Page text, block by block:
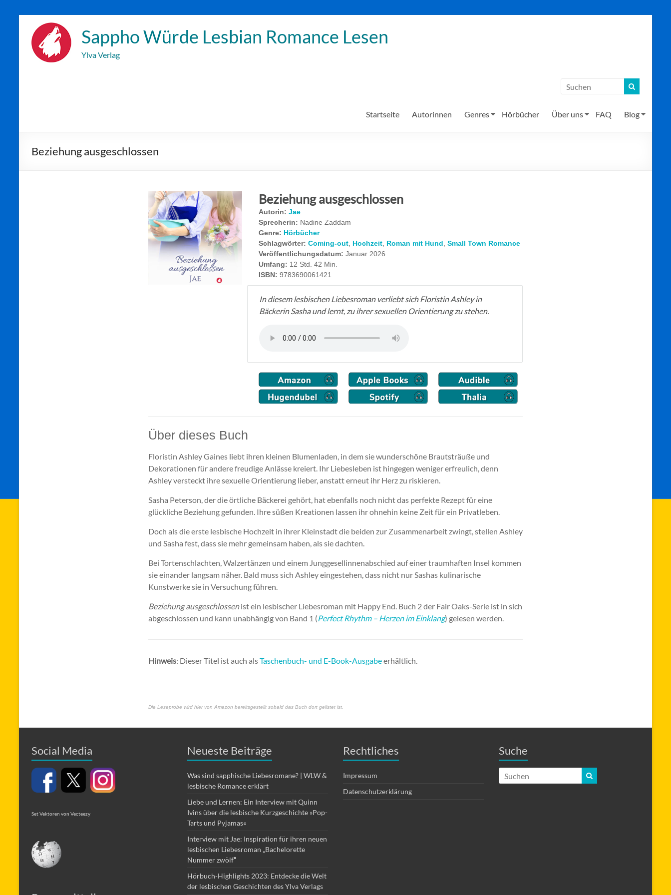
Inhalt
wechseln
Sappho Würde Lesbian Romance Lesen
Ylva Verlag
Startseite Autorinnen Genres Hörbücher Über uns FAQ Blog
Beziehung ausgeschlossen
Beziehung ausgeschlossen
Autorin: Jae
Sprecherin: Nadine Zaddam
Genre: Hörbücher
Schlagwörter: Coming-out, Hochzeit, Roman mit Hund Small Town Romance
Veröffentlichungsdatum: Januar 2026
Umfang: 12 Std. 42 Min.
ISBN: 9783690061421
In diesem lesbischen Liebesroman verliebt sich Floristin Ashley in
Bäckerin Sasha und lernt, zu ihrer sexuellen Orientierung zu stehen.
Über dieses Buch
Floristin Ashley Gaines liebt ihren kleinen Blumenladen, in dem sie wunderschöne Brautsträuße und
Dekorationen für andere freudige Anlässe kreiert. Ihr Liebesleben ist hingegen weniger erfreulich, denn
Ashley versteckt ihre sexuelle Orientierung lieber, anstatt erneut ihr Herz zu riskieren.
Sasha Peterson, der die örtliche Bäckerei gehört, hat ebenfalls noch nicht das perfekte Rezept für eine
glückliche Beziehung gefunden. Ihre süßen Kreationen lassen ihr ohnehin keine Zeit für ein Privatleben.
Doch als die erste lesbische Hochzeit in ihrer Kleinstadt die beiden zur Zusammenarbeit zwingt, stellen Ashley
und Sasha fest, dass sie mehr gemeinsam haben, als sie dachten.
Bei Tortenschlachten, Walzertänzen und einem Junggesellinnenabschied auf einer traumhaften Insel kommen
sie einander langsam näher. Bald muss sich Ashley eingestehen, dass nicht nur Sashas kulinarische
Kunstwerke sie in Versuchung führen.
Beziehung ausgeschlossenist ein lesbischer Liebesroman mit Happy End. Buch 2 der Fair Oaks-Serie ist in sich
abgeschlossen und kann unabhängig von Band 1 (Perfect Rhythm – Herzen im Einklang) gelesen werden.
Hinweis: Dieser Titel ist auch alsTaschenbuch- und E-Book-Ausgabeerhältlich.
Die Leseprobe wird hier von Amazon bereitsgestellt sobald das Buch dort gelistet ist.
Social Media
Set Vektoren von Vecteezy
Neueste Beiträge
Was sind sapphische Liebesromane? | WLW &
lesbische Romance erklärt
Liebe und Lernen: Ein Interview mit Quinn
Ivins über die lesbische Kurzgeschichte »Pop-
Tarts und Pyjamas«
Interview mit Jae: Inspiration für ihren neuen
lesbischen Liebesroman „Bachelorette
Nummer zwölf“
Hörbuch-Highlights 2023: Entdecke die Welt
der lesbischen Geschichten des Ylva Verlags
Rechtliches
Impressum
Datenschutzerklärung
Suche